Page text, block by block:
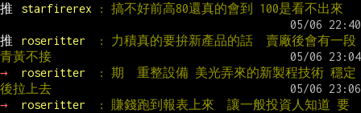
推
starfirerex : 搞不好前高80還真的會到 100是看不出來
推 roseritter
: 力積真的要拚新產品的話  賣廠後會有一段
青黃不接
→
roseritter
: 期  重整設備 美光弄來的新製程技術 穩定
後拉上去
→
roseritter
: 賺錢跑到報表上來  讓一般投資人知道 要